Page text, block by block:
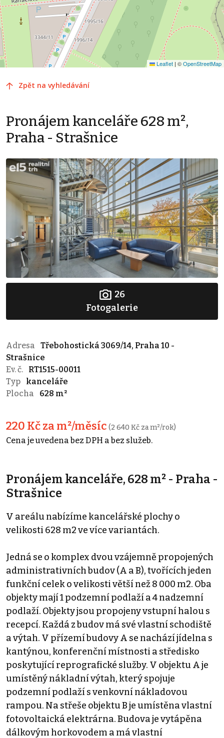
Leaflet | ©OpenStreetMap
Zpět na vyhledávání
Pronájem kanceláře 628 m²,
Praha - Strašnice
26
Fotogalerie
Adresa
Třebohostická 3069/14, Praha 10 -
Strašnice
Ev. č.
RT1515-00011
Typ
kanceláře
Plocha
628 m²
220 Kč za m²/měsíc (2 640 Kč za m²/rok)
Cena je uvedena bez DPH a bez služeb.
Pronájem kanceláře, 628 m² - Praha -
Strašnice
V areálu nabízíme kancelářské plochy o
velikosti 628 m2 ve více variantách.
Jedná se o komplex dvou vzájemně propojených
administrativních budov (A a B), tvořících jeden
funkční celek o velikosti větší než 8 000 m2. Oba
objekty mají 1 podzemní podlaží a 4 nadzemní
podlaží. Objekty jsou propojeny vstupní halou s
recepcí. Každá z budov má své vlastní schodiště
a výtah. V přízemí budovy A se nachází jídelna s
kantýnou, konferenční místnosti a středisko
poskytující reprografické služby. V objektu A je
umístěný nákladní výtah, který spojuje
podzemní podlaží s venkovní nákladovou
rampou. Na střeše objektu B je umístěna vlastní
fotovoltaická elektrárna. Budova je vytápěna
dálkovým horkovodem a má vlastní